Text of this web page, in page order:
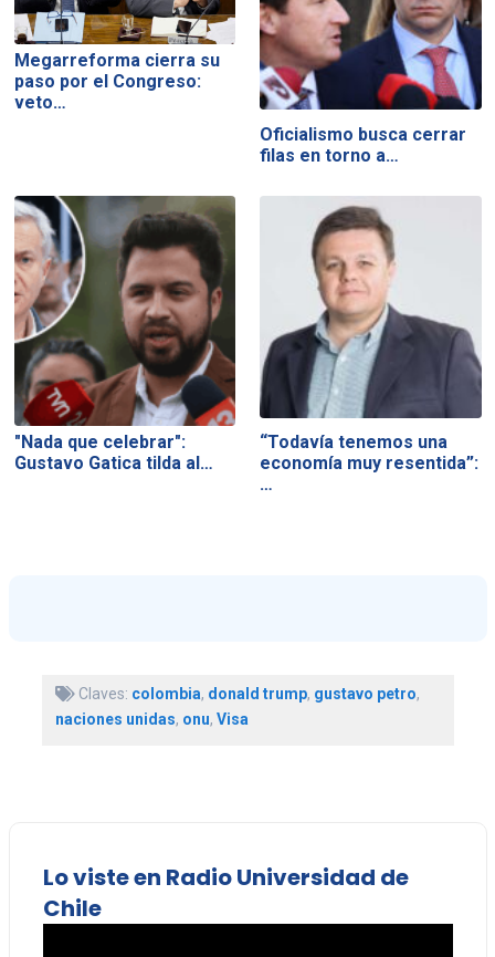
Megarreforma cierra su
paso por el Congreso:
veto…
Oficialismo busca cerrar
filas en torno a…
"Nada que celebrar":
Gustavo Gatica tilda al…
“Todavía tenemos una
economía muy resentida”:
…
Claves: colombia, donald trump, gustavo petro,
naciones unidas, onu, Visa
Lo viste en Radio Universidad de
Chile